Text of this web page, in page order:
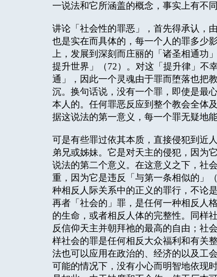
一说法和它所涵盖的概念，事实上有不
讲论「社会性的罪恶」，首先得承认，
也是实在而具体的，每一个人的罪多少
上，发展到深刻而庄丽的「诸圣相通功
提升世界」（72）。对这「提升律」不
通」，因此一个灵魂由于罪而堕落也把
沉。换句话说，没有一个罪，即使是最
本人的。任何罪恶反应到整个教会全体
据这说法的第一意义，每一个罪无疑地
可是有些罪过依其本质，直接侵犯到近
弟兄或姊妹。它是对天主的侵犯，因为
说法的第二个意义。在这意义之下，社
重，因为它是违反「与第一条相似的」
种相反人际关系中的正义的罪行，不论
再者「社会的」罪，是任何一种相反人
的生命，或者相反人体的完整性。同样
反信仰天主并朝拜祂的最高的自由；社
样社会的罪是任何相反大众福利和有关
法也可以应用在政治的、经济的以及工
可能的情况下，没有小心而明智地依现